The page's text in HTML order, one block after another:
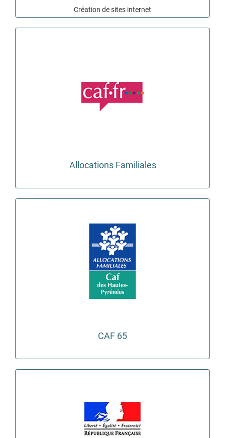
Création de sites internet
Allocations Familiales
CAF 65